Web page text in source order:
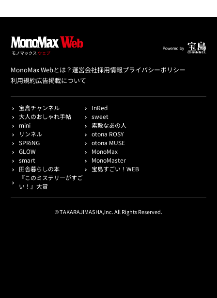
MonoMax Webとは？運営会社採用情報プライバシーポリシー
利用規約広告掲載について
宝島チャンネル
InRed
大人のおしゃれ手帖
sweet
mini
素敵なあの人
リンネル
otona ROSY
SPRiNG
otona MUSE
GLOW
MonoMax
smart
MonoMaster
田舎暮らしの本
宝島すごい！WEB
『このミステリーがすご
い！』大賞
© TAKARAJIMASHA,Inc. All Rights Reserved.